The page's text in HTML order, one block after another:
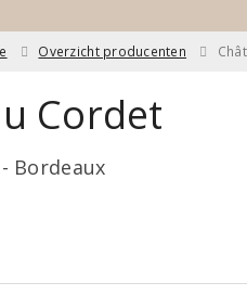
Overzicht producenten
Cordet
Bordeaux